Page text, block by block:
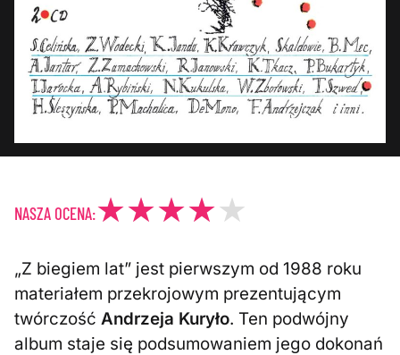
NASZA OCENA:
„Z biegiem lat” jest pierwszym od 1988 roku
materiałem przekrojowym prezentującym
twórczość Andrzeja Kuryło. Ten podwójny
album staje się podsumowaniem jego dokonań